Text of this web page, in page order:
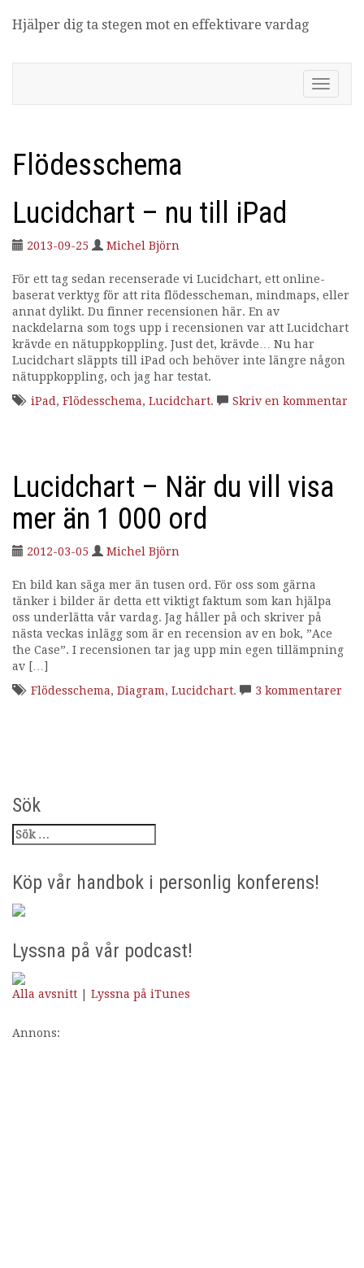
Hjälper dig ta stegen mot en effektivare vardag
V
i
i
g
r
n
Flödesschema
Lucidchart – nu till iPad
2013-09-25 Michel Björn
För ett tag sedan recenserade vi Lucidchart, ett online-
baserat verktyg för att rita flödesscheman, mindmaps, eller
annat dylikt. Du finner recensionen här. En av
nackdelarna som togs upp i recensionen var att Lucidchart
krävde en nätuppkoppling. Just det, krävde… Nu har
Lucidchart släppts till iPad och behöver inte längre någon
nätuppkoppling, och jag har testat.
iPad , Flödesschema, Lucidchart. Skriv en kommentar
Lucidchart – När du vill visa
mer än 1 000 ord
2012-03-05 Michel Björn
En bild kan säga mer än tusen ord. För oss som gärna
tänker i bilder är detta ett viktigt faktum som kan hjälpa
oss underlätta vår vardag. Jag håller på och skriver på
nästa veckas inlägg som är en recension av en bok, ”Ace
the Case”. I recensionen tar jag upp min egen tillämpning
av […]
Flödesschema, Diagram, Lucidchart. 3 kommentarer
Sök
Köp vår handbok i personlig konferens!
Lyssna på vår podcast!
Alla avsnitt Lyssna på iTunes
Annons: